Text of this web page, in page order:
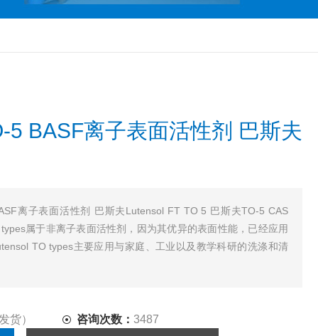
5 BASF离子表面活性剂 巴斯夫
离子表面活性剂 巴斯夫Lutensol FT TO 5 巴斯夫TO-5 CAS
属于非离子表面活性剂，因为其优异的表面性能，已经应用
TO types主要应用与家庭、工业以及教学科研的洗涤和清
货） 咨询次数： 3487